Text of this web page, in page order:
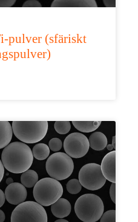
pulver (sfäriskt